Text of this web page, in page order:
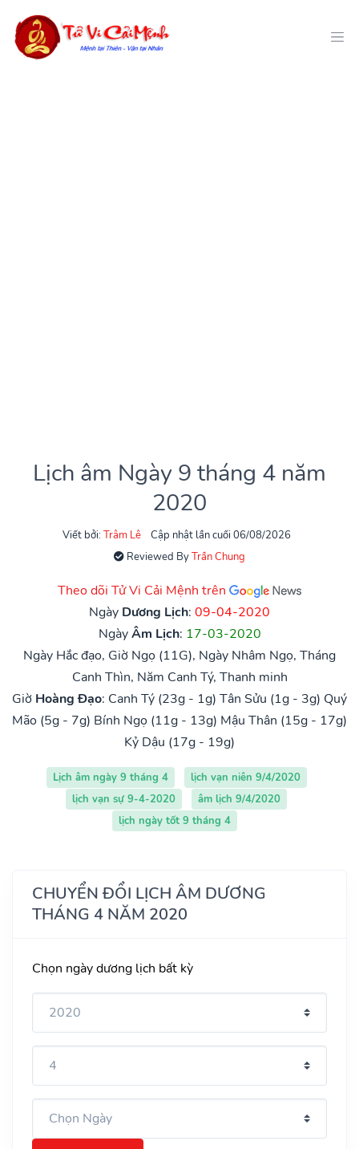
Lịch âm Ngày 9 tháng 4 năm
2020
Viết bởi: Trâm Lê
Cập nhật lần cuối 06/08/2026
Reviewed ByTrần Chung
Theo dõi Tử Vi Cải Mệnh trên
Ngày Dương Lịch: 09-04-2020
NgàyÂm Lịch: 17-03-2020
Ngày Hắc đạo, Giờ Ngọ (11G), Ngày Nhâm Ngọ, Tháng
Canh Thìn, Năm Canh Tý, Thanh minh
Giờ Hoàng Đạo: Canh Tý (23g - 1g) Tân Sửu (1g - 3g) Quý
Mão (5g - 7g) Bính Ngọ (11g - 13g) Mậu Thân (15g - 17g)
Kỷ Dậu (17g - 19g)
Lịch âm ngày 9 tháng 4
lịch vạn niên 9/4/2020
lịch vạn sự 9-4-2020
âm lịch 9/4/2020
lịch ngày tốt 9 tháng 4
CHUYỂN ĐỔI LỊCH ÂM DƯƠNG
THÁNG 4 NĂM 2020
Chọn ngày dương lịch bất kỳ